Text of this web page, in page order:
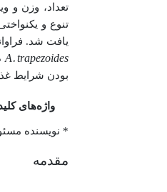
تعداد، وزن و
تنوع و
یافت شد.
A. trapezoides
بودن شرایط
واژه‌های
* نویسنده
مقدمه